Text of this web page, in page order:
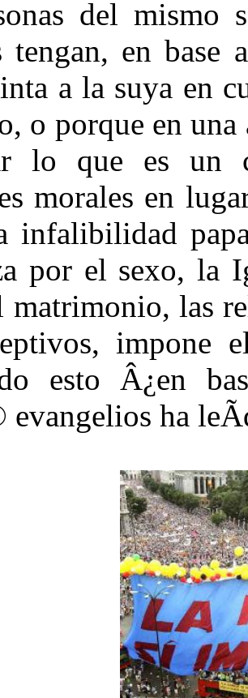
del mismo
tengan, en
a la suya en
o porque en
lo que es un
morales en
infalibilidad
por el sexo, la
matrimonio, las
impone
esto Â¿en
ha